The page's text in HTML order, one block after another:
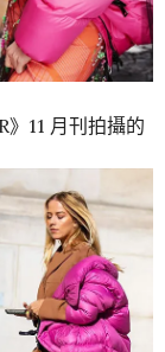
11 月刊拍攝的